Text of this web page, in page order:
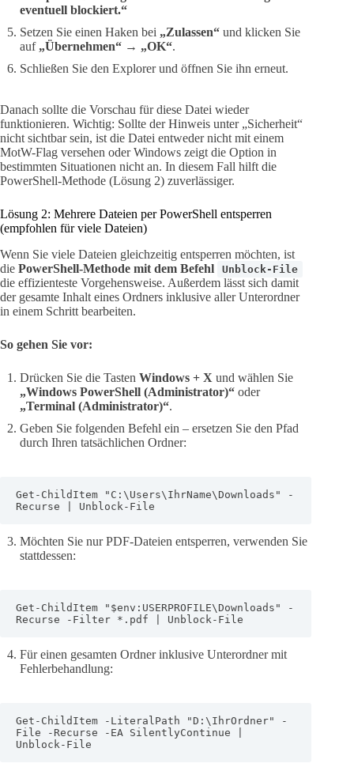
eventuell blockiert.“
Setzen Sie einen Haken bei „Zulassen“ und klicken Sie
auf „Übernehmen“ → „OK“.
Schließen Sie den Explorer und öffnen Sie ihn erneut.
Danach sollte die Vorschau für diese Datei wieder
funktionieren. Wichtig: Sollte der Hinweis unter „Sicherheit“
nicht sichtbar sein, ist die Datei entweder nicht mit einem
MotW-Flag versehen oder Windows zeigt die Option in
bestimmten Situationen nicht an. In diesem Fall hilft die
PowerShell-Methode (Lösung 2) zuverlässiger.
Lösung 2: Mehrere Dateien per PowerShell entsperren
(empfohlen für viele Dateien)
Wenn Sie viele Dateien gleichzeitig entsperren möchten, ist
die PowerShell-Methode mit dem Befehl Unblock-File
die effizienteste Vorgehensweise. Außerdem lässt sich damit
der gesamte Inhalt eines Ordners inklusive aller Unterordner
in einem Schritt bearbeiten.
So gehen Sie vor:
Drücken Sie die Tasten Windows + X und wählen Sie
„Windows PowerShell (Administrator)“ oder
„Terminal (Administrator)“.
Geben Sie folgenden Befehl ein – ersetzen Sie den Pfad
durch Ihren tatsächlichen Ordner:
Get-ChildItem "C:\Users\IhrName\Downloads" -
Recurse | Unblock-File
Möchten Sie nur PDF-Dateien entsperren, verwenden Sie
stattdessen:
Get-ChildItem "$env:USERPROFILE\Downloads" -
Recurse -Filter *.pdf | Unblock-File
Für einen gesamten Ordner inklusive Unterordner mit
Fehlerbehandlung:
Get-ChildItem -LiteralPath "D:\IhrOrdner" -
File -Recurse -EA SilentlyContinue |
Unblock-File